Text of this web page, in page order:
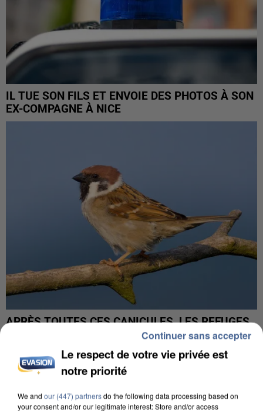
IL TUE SON FILS ET ENVOIE DES PHOTOS À SON
EX-COMPAGNE À NICE
APRÈS TOUTES CES CANICULES, LES REFUGES
DE FAUNE SAUVAGE SONT...
Le respect de votre vie privée est
notre priorité
We and our (447) partnersdo the following data processing based on
your consent and/or our legitimate interest: Store and/or access
Continuer sans accepter